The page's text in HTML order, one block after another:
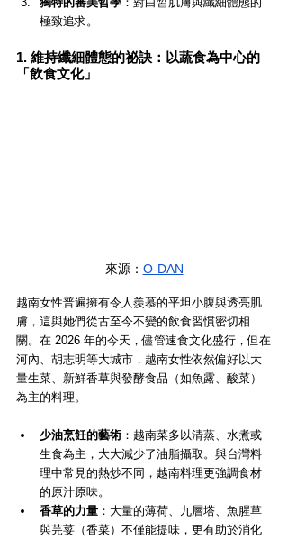
極致追求。
1. 維持纖細體態的祕訣：以蔬食為中心的
「飲食文化」
來源： O-DAN
越南女性普遍擁有令人羨慕的平坦小腹與透亮肌
膚，這與她們從古至今不變的飲食習慣密切相
關。在 2026 年的今天，儘管速食文化盛行，但在
河內、胡志明等大城市，越南女性依然偏好以大
量生菜、新鮮香草與發酵食品（如魚露、酸菜）
為主的料理。
少油烹飪的藝術 ：越南菜多以清蒸、水煮或
生食為主，大大減少了油脂攝取。與台灣料
理中常見的熱炒不同，越南料理更強調食材
的原汁原味。
香草的力量 ：大量的薄荷、九層塔、魚腥草
與芫荽（香菜）不僅能提味，更有助於消化